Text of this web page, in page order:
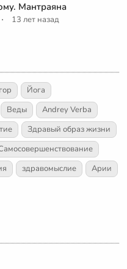
Мантраяна
· 13 лет назад
Йога
Веды
Andrey Verba
Здравый образ жизни
здравомыслие
Арии